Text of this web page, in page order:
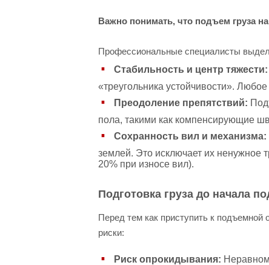
Важно понимать, что подъем груза на
Профессиональные специалисты
Стабильность и центр тяжести:
«треугольника устойчивости».
Преодоление препятствий:
пола, такими как компенсирующие
Сохранность вил и механизма:
землей. Это исключает их ненужное
20% при износе вил).
Подготовка груза до начала
Перед тем как приступить к
риски:
Риск опрокидывания: